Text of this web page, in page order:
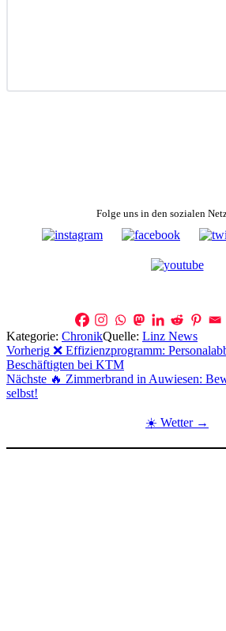
Folge uns in den sozialen
Kategorie: ChronikQuelle: Linz News
Beitragsnavigation
Vorherig ❌ Effizienzprogramm:
Beschäftigten bei KTM
Nächste 🔥 Zimmerbrand in Auwiesen:
selbst!
☀️ Wetter →